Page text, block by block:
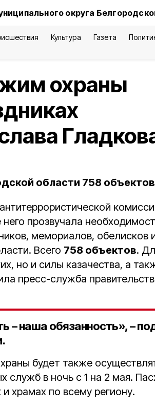
округа
Культура Газета
охраны
области 758
прозвучала
мемориалов, обелисков
Всего 758 объектов.
но и силы казачества, а
пресс-служба
– наша обязанность», –
будет также
служб в ночь с 1 на 2 мая.
и храмах по всему региону.